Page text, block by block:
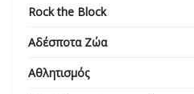
Rock the Block
Αδέσποτα Ζώα
Αθλητισμός